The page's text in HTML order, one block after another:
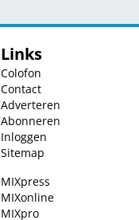
Links
Colofon
Contact
Adverteren
Abonneren
Inloggen
Sitemap
MIXpress
MIXonline
MIXpro